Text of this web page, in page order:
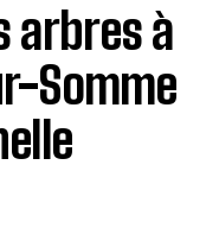
arbres à
Somme